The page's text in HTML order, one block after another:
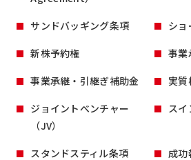
サンドバッギング条項
ショ
新株予約権
事業
事業承継・引継ぎ補助金
実質
ジョイントべンチャー
（JV）
スイ
スタンドスティル条項
成功